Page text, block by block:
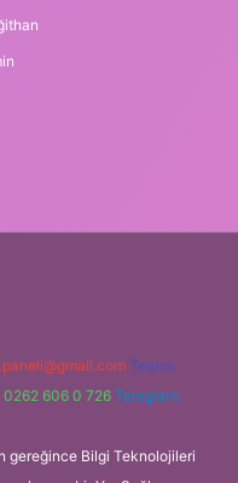
Teams:
0262 606 0 726 Telegram:
gereğince Bilgi Teknolojileri